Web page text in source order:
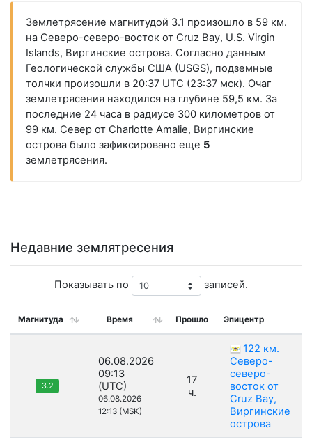
Землетрясение магнитудой 3.1 произошло в 59 км.
на Северо-северо-восток от Cruz Bay, U.S. Virgin
Islands, Виргинские острова. Согласно данным
Геологической службы США (USGS), подземные
толчки произошли в 20:37 UTC (23:37 мск). Очаг
землетрясения находился на глубине 59,5 км. За
последние 24 часа в радиусе 300 километров от
99 км. Север от Charlotte Amalie, Виргинские
острова было зафиксировано еще 5
землетрясения.
Недавние землятресения
Показывать по записей.
Магнитуда Время Прошло Эпицентр
3.2
06.08.2026
09:13
(UTC)
06.08.2026
12:13 (MSK)
17
ч.
122 км.
Северо-
северо-
восток от
Cruz Bay,
Виргинские
острова